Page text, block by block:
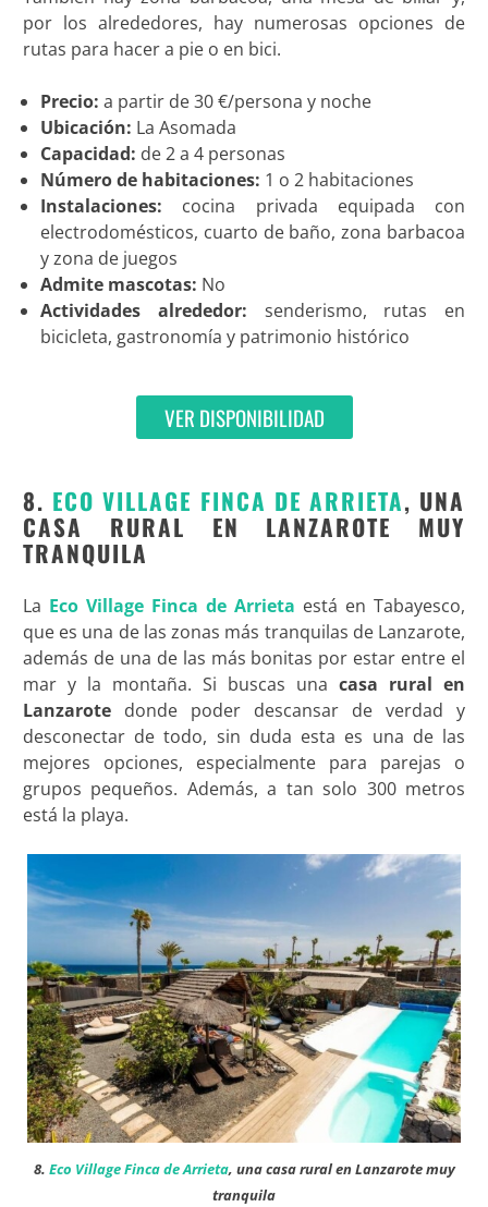
por los alrededores, hay numerosas opciones de
rutas para hacer a pie o en bici.
Precio: a partir de 30 €/persona y noche
Ubicación: La Asomada
Capacidad: de 2 a 4 personas
Número de habitaciones: 1 o 2 habitaciones
Instalaciones: cocina privada equipada con
electrodomésticos, cuarto de baño, zona barbacoa
y zona de juegos
Admite mascotas: No
Actividades alrededor: senderismo, rutas en
bicicleta, gastronomía y patrimonio histórico
VER DISPONIBILIDAD
8. ECO VILLAGE FINCA DE ARRIETA, UNA
CASA RURAL EN LANZAROTE MUY
TRANQUILA
La Eco Village Finca de Arrieta está en Tabayesco,
que es una de las zonas más tranquilas de Lanzarote,
además de una de las más bonitas por estar entre el
mar y la montaña. Si buscas unacasa rural en
Lanzarotedonde poder descansar de verdad y
desconectar de todo, sin duda esta es una de las
mejores opciones, especialmente para parejas o
grupos pequeños. Además, a tan solo 300 metros
está la playa.
8. Eco Village Finca de Arrieta, una casa rural en Lanzarote muy
tranquila